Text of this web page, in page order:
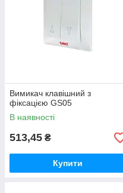
Вимикач клавішний з
фіксацією GS05
В наявності
513,45 ₴
Купити